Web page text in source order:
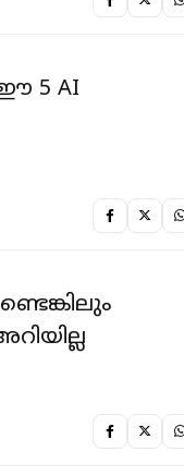
5 AI